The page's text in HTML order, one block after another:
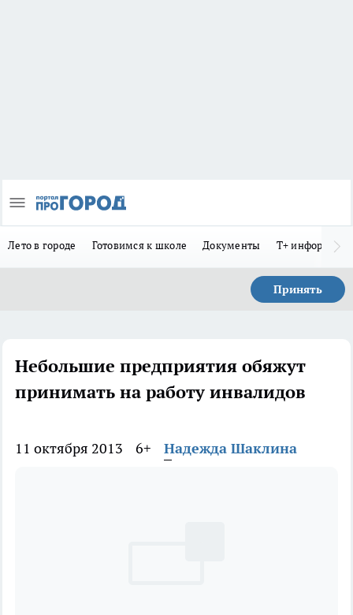
Лето в городе Готовимся к школе Документы Т+
Принять
Небольшие предприятия обяжут
принимать на работу инвалидов
11 октября 2013 6+ Надежда Шаклина